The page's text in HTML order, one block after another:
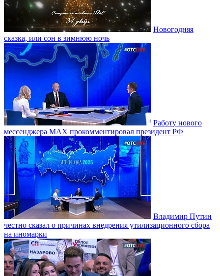
Новогодняя
сказка, или сон в зимнюю ночь
Работу нового
мессенджера MAX прокомментировал президент РФ
Владимир Путин
честно сказал о причинах внедрения утилизационного сбора
на иномарки